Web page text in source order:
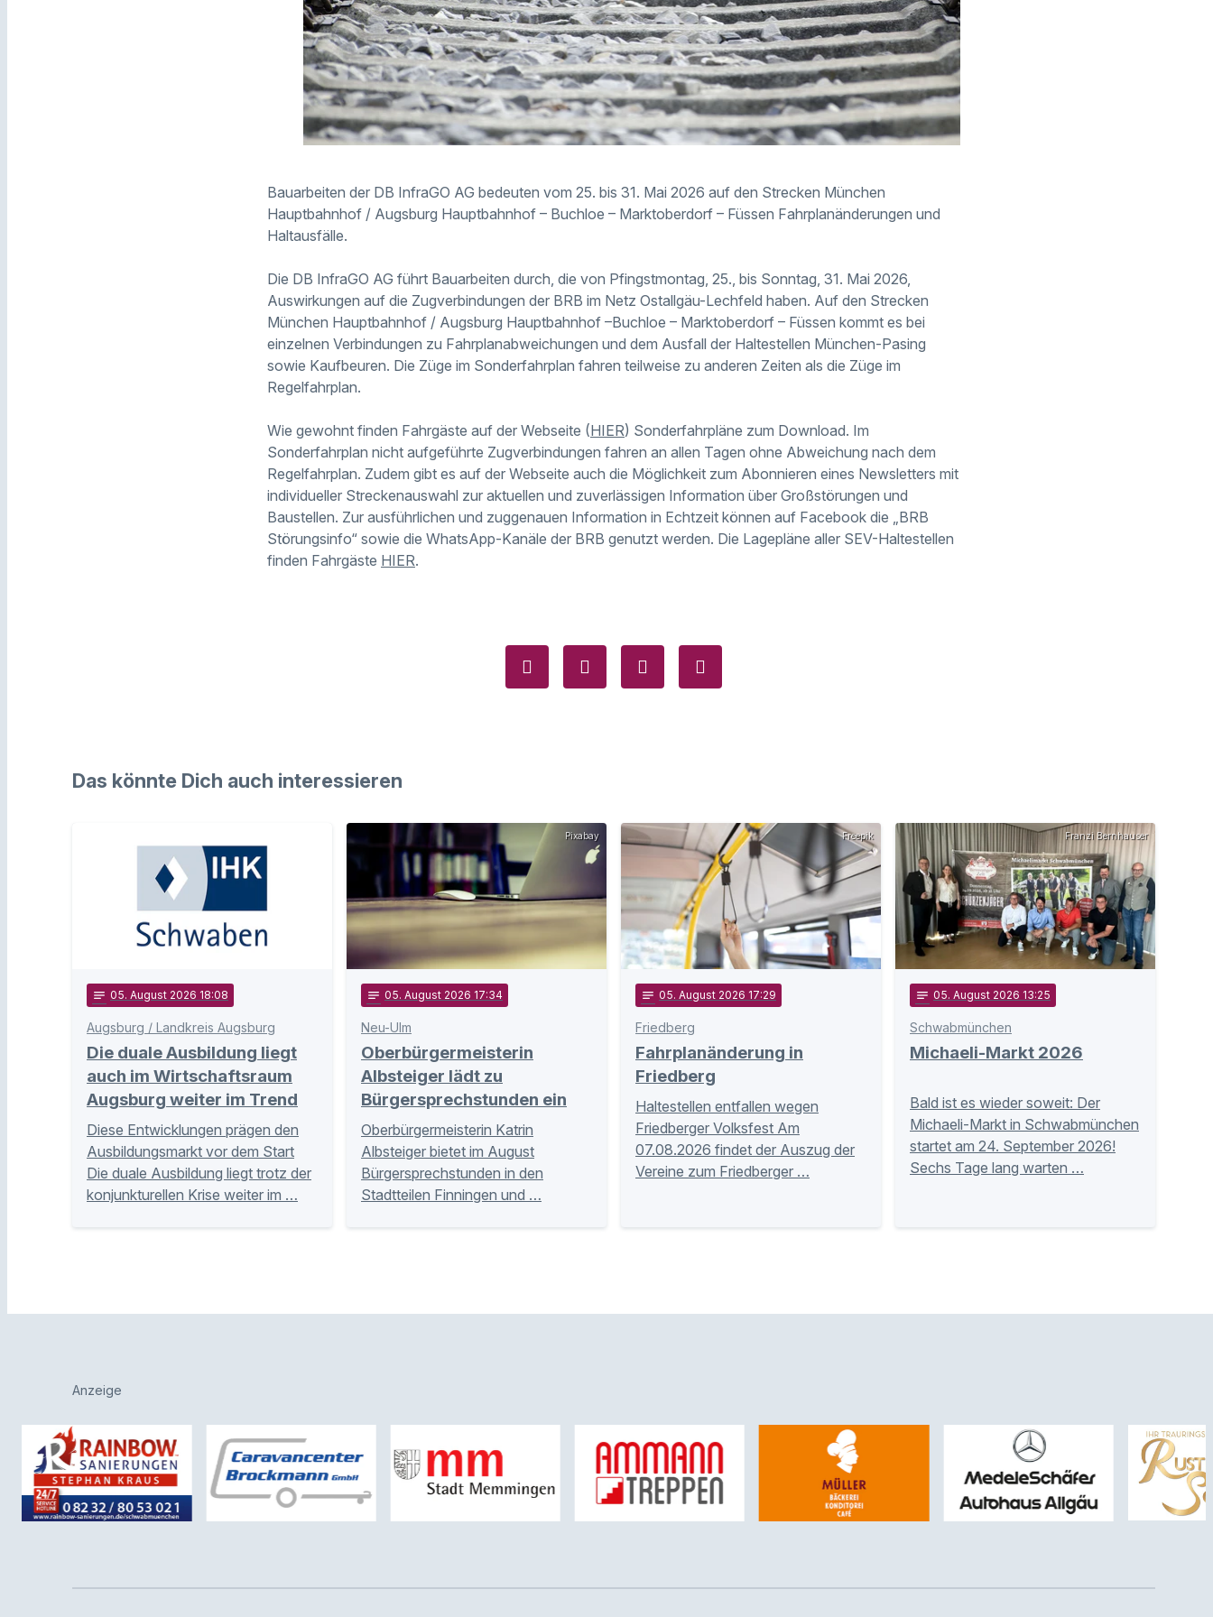
Bauarbeiten der DB InfraGO AG bedeuten vom 25. bis 31. Mai 2026 auf den Strecken München
Hauptbahnhof / Augsburg Hauptbahnhof – Buchloe – Marktoberdorf – Füssen Fahrplanänderungen und
Haltausfälle.
Die DB InfraGO AG führt Bauarbeiten durch, die von Pfingstmontag, 25., bis Sonntag, 31. Mai 2026,
Auswirkungen auf die Zugverbindungen der BRB im Netz Ostallgäu-Lechfeld haben. Auf den Strecken
München Hauptbahnhof / Augsburg Hauptbahnhof –Buchloe – Marktoberdorf – Füssen kommt es bei
einzelnen Verbindungen zu Fahrplanabweichungen und dem Ausfall der Haltestellen München-Pasing
sowie Kaufbeuren. Die Züge im Sonderfahrplan fahren teilweise zu anderen Zeiten als die Züge im
Regelfahrplan.
Wie gewohnt finden Fahrgäste auf der Webseite (HIER) Sonderfahrpläne zum Download. Im
Sonderfahrplan nicht aufgeführte Zugverbindungen fahren an allen Tagen ohne Abweichung nach dem
Regelfahrplan. Zudem gibt es auf der Webseite auch die Möglichkeit zum Abonnieren eines Newsletters mit
individueller Streckenauswahl zur aktuellen und zuverlässigen Information über Großstörungen und
Baustellen. Zur ausführlichen und zuggenauen Information in Echtzeit können auf Facebook die „BRB
Störungsinfo“ sowie die WhatsApp-Kanäle der BRB genutzt werden. Die Lagepläne aller SEV-Haltestellen
finden Fahrgäste HIER.
Das könnte Dich auch interessieren
notes 05. August 2026 18:08
Augsburg / Landkreis Augsburg
Die duale Ausbildung liegt
auch im Wirtschaftsraum
Augsburg weiter im Trend
Diese Entwicklungen prägen den
Ausbildungsmarkt vor dem Start
Die duale Ausbildung liegt trotz der
konjunkturellen Krise weiter im …
Pixabay
notes 05. August 2026 17:34
Neu-Ulm
Oberbürgermeisterin
Albsteiger lädt zu
Bürgersprechstunden ein
Oberbürgermeisterin Katrin
Albsteiger bietet im August
Bürgersprechstunden in den
Stadtteilen Finningen und …
Freepik
notes 05. August 2026 17:29
Friedberg
Fahrplanänderung in
Friedberg
Haltestellen entfallen wegen
Friedberger Volksfest Am
07.08.2026 findet der Auszug der
Vereine zum Friedberger …
Franzi Bernhauser
notes 05. August 2026 13:25
Schwabmünchen
Michaeli-Markt 2026
Bald ist es wieder soweit: Der
Michaeli-Markt in Schwabmünchen
startet am 24. September 2026!
Sechs Tage lang warten …
Anzeige